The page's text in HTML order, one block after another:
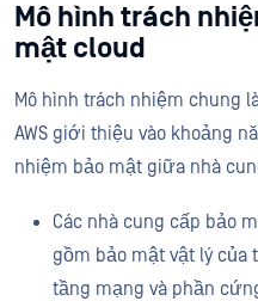
Mô hình trách
mật cloud
Mô hình trách nhiệm chung
AWS giới thiệu vào khoảng
nhiệm bảo mật giữa nhà
Các nhà cung cấp bảo
gồm bảo mật vật lý
tầng mạng và phần